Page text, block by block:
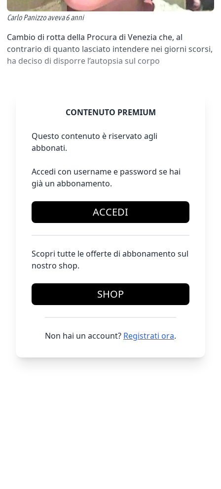
Carlo Panizzo aveva 6 anni
Cambio di rotta della Procura di Venezia che, al
contrario di quanto lasciato intendere nei giorni scorsi,
ha deciso di disporre l’autopsia sul corpo
CONTENUTO PREMIUM
Questo contenuto è riservato agli
abbonati.
Accedi con username e password se hai
già un abbonamento.
ACCEDI
Scopri tutte le offerte di abbonamento sul
nostro shop.
SHOP
Non hai un account? Registrati ora.